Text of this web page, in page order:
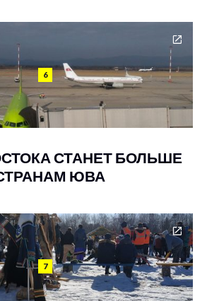
6
СТАНЕТ БОЛЬШЕ
ЮВА
7